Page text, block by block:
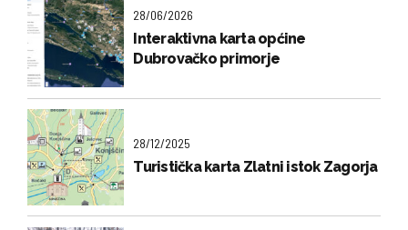
28/06/2026
Interaktivna karta općine
Dubrovačko primorje
28/12/2025
Turistička karta Zlatni istok Zagorja